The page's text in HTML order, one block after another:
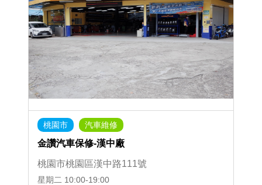
桃園市 汽車維修
金讚汽車保修-漢中廠
桃園市桃園區漢中路111號
星期二 10:00-19:00